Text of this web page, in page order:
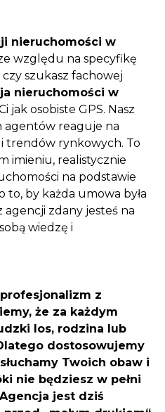
nieruchomości w
względu na specyfikę
szukasz fachowej
nieruchomości w
jak osobiste GPS. Nasz
agentów reaguje na
trendów rynkowych. To
imieniu, realistycznie
na podstawie
to, by każda umowa była
agencji zdany jesteś na
wiedzę i
z
że za każdym
los, rodzina lub
dostosowujemy
Twoich obaw i
nie będziesz w pełni
jest dziś